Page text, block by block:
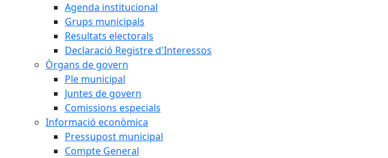
Agenda institucional
Grups municipals
Resultats electorals
Declaració Registre d'Interessos
Òrgans de govern
Ple municipal
Juntes de govern
Comissions especials
Informació econòmica
Pressupost municipal
Compte General